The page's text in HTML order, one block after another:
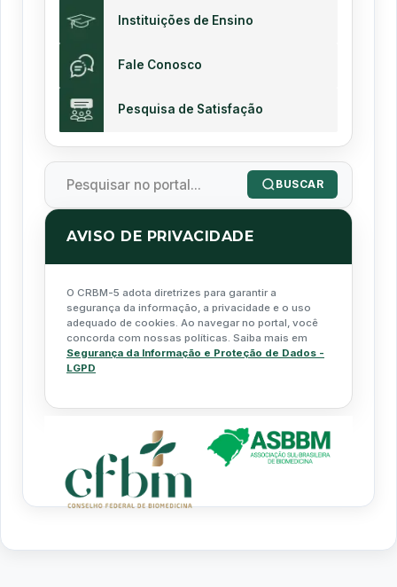
Instituições de Ensino
Fale Conosco
Pesquisa de Satisfação
BUSCAR
AVISO DE PRIVACIDADE
O CRBM-5 adota diretrizes para garantir a
segurança da informação, a privacidade e o uso
adequado de cookies. Ao navegar no portal, você
concorda com nossas políticas. Saiba mais em
Segurança da Informação e Proteção de Dados -
LGPD